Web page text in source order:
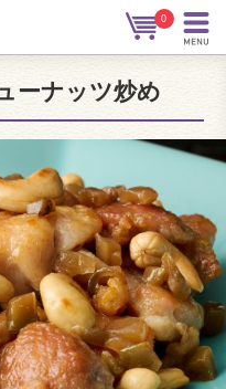
0
ーナッツ炒め